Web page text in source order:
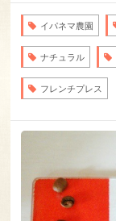
イパネマ農園
ナチュラル
フレンチプレス